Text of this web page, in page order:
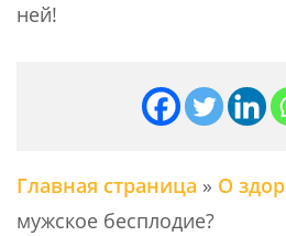
ней!
Главная страница » О
мужское бесплодие?